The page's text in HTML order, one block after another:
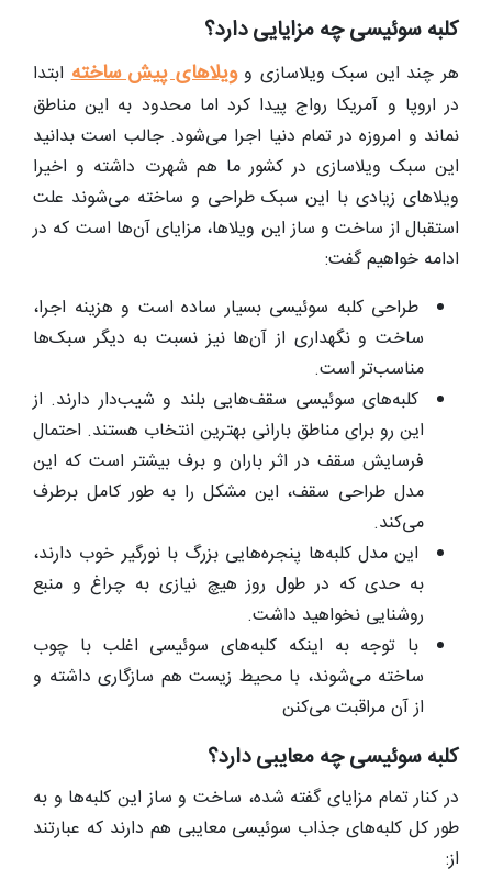
کلبه سوئیسی چه مزایایی دارد؟
هر چند این سبک ویلاسازی وویلاهای پیش ساختهابتدا
در اروپا و آمریکا رواج پیدا کرد اما محدود به این مناطق
نماند و امروزه در تمام دنیا اجرا می‌شود. جالب است بدانید
این سبک ویلاسازی در کشور ما هم شهرت داشته و اخیرا
ویلاهای زیادی با این سبک طراحی و ساخته می‌شوند علت
استقبال از ساخت و ساز این ویلاها، مزایای آن‌ها است که در
ادامه خواهیم گفت:
طراحی کلبه سوئیسی بسیار ساده است و هزینه اجرا،
ساخت و نگهداری از آن‌ها نیز نسبت به دیگر سبک‌ها
مناسب‌تر است.
کلبه‌های سوئیسی سقف‌هایی بلند و شیب‌دار دارند. از
این رو برای مناطق بارانی بهترین انتخاب هستند. احتمال
فرسایش سقف در اثر باران و برف بیشتر است که این
مدل طراحی سقف، این مشکل را به طور کامل برطرف
می‌کند.
این مدل کلبه‌ها پنجره‌هایی بزرگ با نورگیر خوب دارند،
به حدی که در طول روز هیچ نیازی به چراغ و منبع
روشنایی نخواهید داشت.
با توجه به اینکه کلبه‌های سوئیسی اغلب با چوب
ساخته می‌شوند، با محیط زیست هم سازگاری داشته و
از آن مراقبت می‌کنن
کلبه سوئیسی چه معایبی دارد؟
در کنار تمام مزایای گفته شده، ساخت و ساز این کلبه‌ها و به
طور کل کلبه‌های جذاب سوئیسی معایبی هم دارند که عبارتند
از: